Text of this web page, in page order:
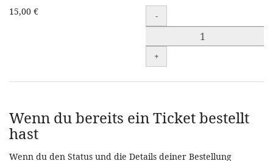
15,00 € Menge
-
+
Wenn du bereits ein Ticket bestellt
hast
Wenn du den Status und die Details deiner Bestellung